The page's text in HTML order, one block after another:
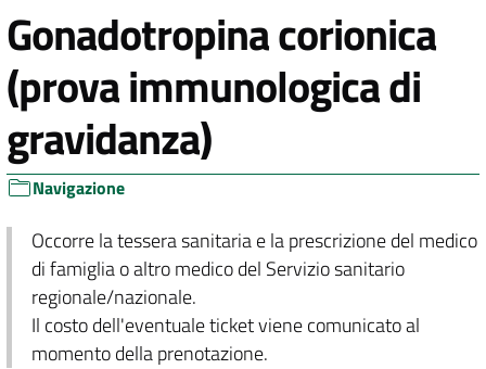
Gonadotropina corionica
(prova immunologica di
gravidanza)
Navigazione
Occorre la tessera sanitaria e la prescrizione del medico
di famiglia o altro medico del Servizio sanitario
regionale/nazionale.
Il costo dell'eventuale ticket viene comunicato al
momento della prenotazione.